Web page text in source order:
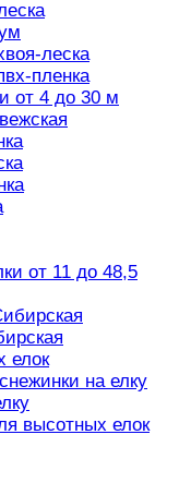
леска
пленка
от 4 до 30 м
от 11 до 48,5
елок
на елку
высотных елок